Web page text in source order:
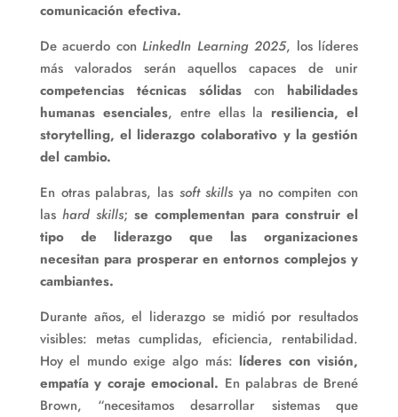
comunicación efectiva.
De acuerdo conLinkedIn Learning 2025, los líderes
más valorados serán aquellos capaces de unir
competencias técnicas sólidas con habilidades
humanas esenciales, entre ellas la resiliencia, el
storytelling, el liderazgo colaborativo y la gestión
del cambio.
En otras palabras, las soft skills ya no compiten con
las hard skills; se complementan para construir el
tipo de liderazgo que las organizaciones
necesitan para prosperar en entornos complejos y
cambiantes.
Durante años, el liderazgo se midió por resultados
visibles: metas cumplidas, eficiencia, rentabilidad.
Hoy el mundo exige algo más: líderes con visión,
empatía y coraje emocional. En palabras de Brené
Brown, “necesitamos desarrollar sistemas que